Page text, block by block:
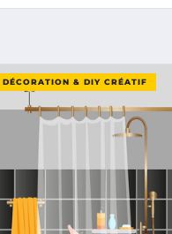
DÉCORATION & DIY CRÉATIF